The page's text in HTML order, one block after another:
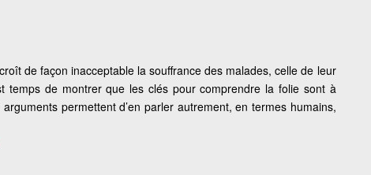
de façon inacceptable la souffrance des malades, celle de leur
temps de montrer que les clés pour comprendre la folie sont à
permettent d’en parler autrement, en termes humains,